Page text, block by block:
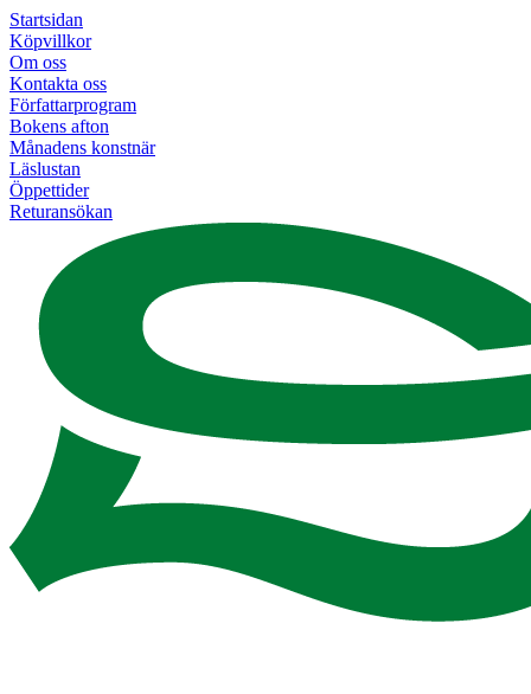
Startsidan
Köpvillkor
Om oss
Kontakta oss
Författarprogram
Bokens afton
Månadens konstnär
Läslustan
Öppettider
Returansökan